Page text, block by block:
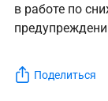
в работе по
Поделиться